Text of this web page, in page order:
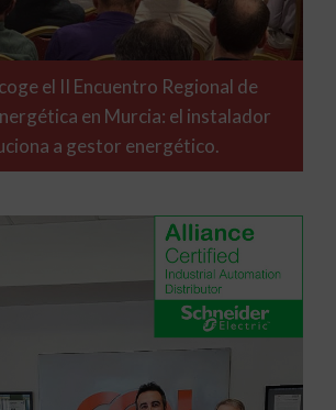
el II Encuentro Regional de
en Murcia: el instalador
a gestor energético.